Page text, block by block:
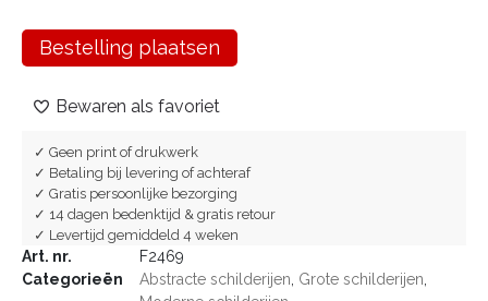
Bestelling plaatsen
Bewaren als favoriet
✓ Geen print of drukwerk
✓ Betaling bij levering of achteraf
✓ Gratis persoonlijke bezorging
✓ 14 dagen bedenktijd & gratis retour
✓ Levertijd gemiddeld 4 weken
Art. nr.
F2469
Categorieën
Abstracte schilderijen Grote schilderijen